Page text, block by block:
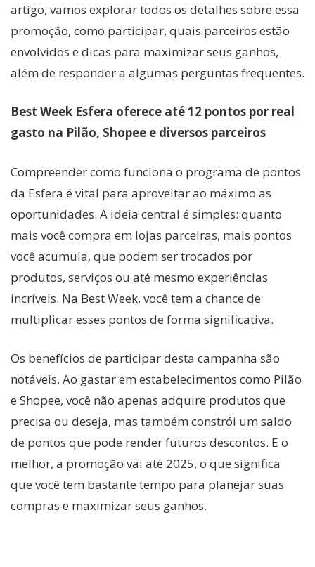
artigo, vamos explorar todos os detalhes sobre essa
promoção, como participar, quais parceiros estão
envolvidos e dicas para maximizar seus ganhos,
além de responder a algumas perguntas frequentes.
Best Week Esfera oferece até 12 pontos por real
gasto na Pilão, Shopee e diversos parceiros
Compreender como funciona o programa de pontos
da Esfera é vital para aproveitar ao máximo as
oportunidades. A ideia central é simples: quanto
mais você compra em lojas parceiras, mais pontos
você acumula, que podem ser trocados por
produtos, serviços ou até mesmo experiências
incríveis. Na Best Week, você tem a chance de
multiplicar esses pontos de forma significativa.
Os benefícios de participar desta campanha são
notáveis. Ao gastar em estabelecimentos como Pilão
e Shopee, você não apenas adquire produtos que
precisa ou deseja, mas também constrói um saldo
de pontos que pode render futuros descontos. E o
melhor, a promoção vai até 2025, o que significa
que você tem bastante tempo para planejar suas
compras e maximizar seus ganhos.